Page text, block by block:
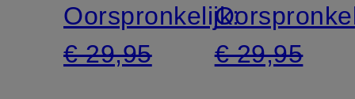
Oorspronkelijk:
€ 29,95
€ 29,95